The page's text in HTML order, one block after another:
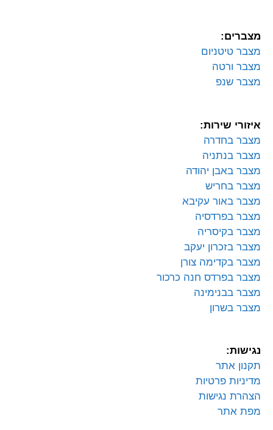
מצברים:
מצבר טיטניום
מצבר ורטה
מצבר שנפ
איזורי שירות:
מצבר בחדרה
מצבר בנתניה
מצבר באבן יהודה
מצבר בחריש
מצבר באור עקיבא
מצבר בפרדסיה
מצבר בקיסריה
מצבר בזכרון יעקב
מצבר בקדימה צורן
מצבר בפרדס חנה כרכור
מצבר בבנימינה
מצבר בשרון
נגישות:
תקנון אתר
מדיניות פרטיות
הצהרת נגישות
מפת אתר